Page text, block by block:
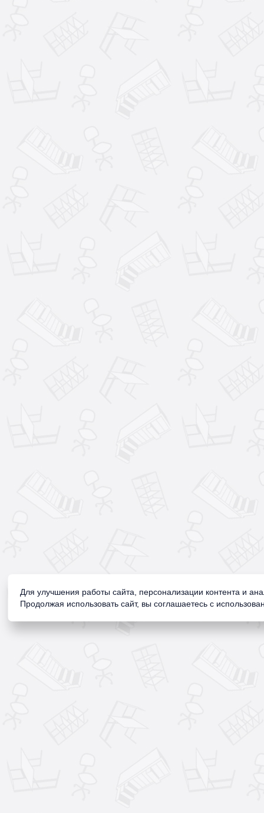
Для улучшения работы сайта, персонализации контента и
Продолжая использовать сайт, вы соглашаетесь с